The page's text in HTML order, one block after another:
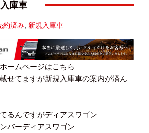
庫車
約済み, 新規入庫車
ームページはこちら
せてますが新規入庫車の案内が済ん
るんですがディアスワゴン
バーディアスワゴン